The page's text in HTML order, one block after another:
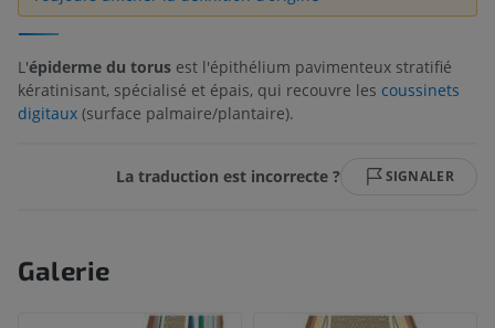
L'épiderme du torus est l'épithélium pavimenteux stratifié
kératinisant, spécialisé et épais, qui recouvre les coussinets
digitaux (surface palmaire/plantaire).
La traduction est incorrecte ? SIGNALER
Galerie